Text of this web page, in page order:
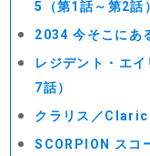
5（第1話～第2話
2034 今そこにあ
レジデント・エ
7話）
クラリス／
SCORPION スコ